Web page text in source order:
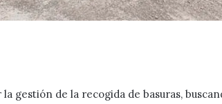
gestión de la recogida de basuras,